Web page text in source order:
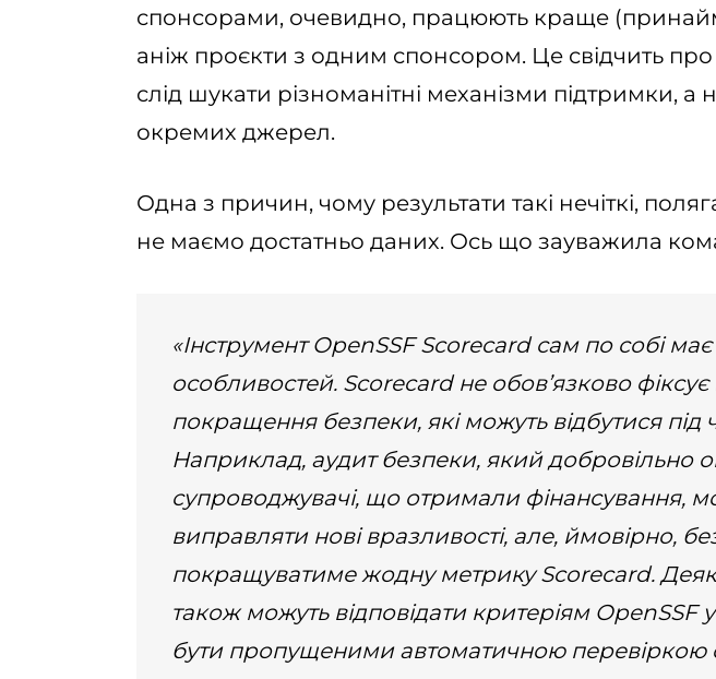
спонсорами, очевидно, працюють краще
аніж проєкти з одним спонсором. Це свідчить про
слід шукати різноманітні механізми підтримки, а
окремих джерел.
Одна з причин, чому результати такі нечіткі,
не маємо достатньо даних. Ось що зауважила
«Інструмент OpenSSF Scorecard сам по собі має
особливостей. Scorecard не обов’язково фіксує
покращення безпеки, які можуть відбутися під
Наприклад, аудит безпеки, який добровільно
супроводжувачі, що отримали фінансування,
виправляти нові вразливості, але, ймовірно,
покращуватиме жодну метрику Scorecard.
також можуть відповідати критеріям OpenSSF
бути пропущеними автоматичною перевіркою